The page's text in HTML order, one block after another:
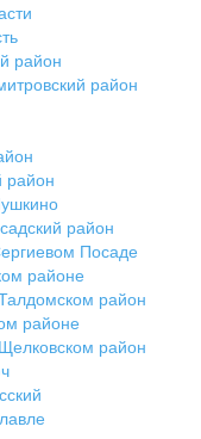
район
район
район
район
Посаде
районе
район
районе
район